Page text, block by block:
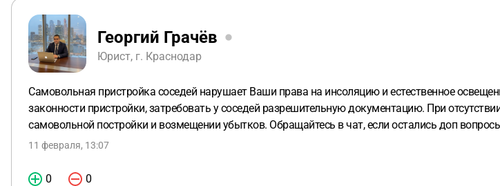
Георгий Грачёв
Юрист, г. Краснодар
Самовольная пристройка соседей нарушает Ваши права на инсоляцию и естественное
законности пристройки, затребовать у соседей разрешительную документацию. При
самовольной постройки и возмещении убытков. Обращайтесь в чат, если остались доп
11 февраля, 13:07
0 0